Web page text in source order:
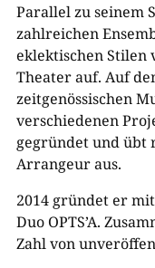
Parallel zu seinem
zahlreichen
eklektischen Stilen
Theater auf. Auf
zeitgenössischen
verschiedenen
gegründet und übt
Arrangeur aus.
2014 gründet er
Duo OPTS’A.
Zahl von